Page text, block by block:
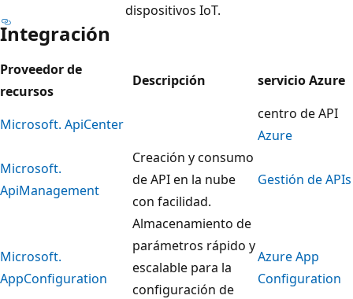
dispositivos IoT.
Integración
Proveedor de
recursos
Descripción servicio Azure
Microsoft. ApiCenter
centro de API
Azure
Microsoft.
ApiManagement
Creación y consumo
de API en la nube
con facilidad.
Gestión de APIs
Microsoft.
AppConfiguration
Almacenamiento de
parámetros rápido y
escalable para la
configuración de
Azure App
Configuration